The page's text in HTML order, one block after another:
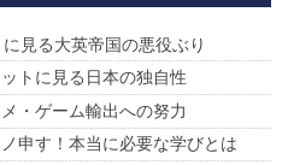
見る大英帝国の悪役ぶり
トに見る日本の独自性
・ゲーム輸出への努力
申す！本当に必要な学びとは